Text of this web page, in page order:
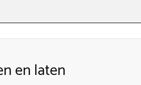
en laten